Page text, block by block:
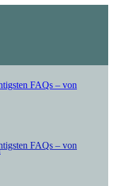
FAQs – von
FAQs – von